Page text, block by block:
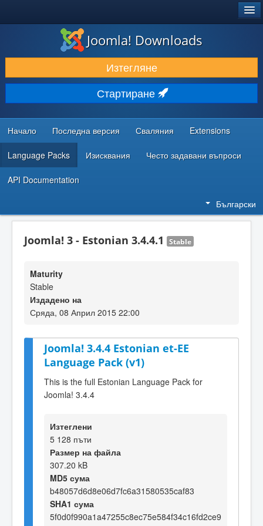
ИЗТЕГЛЯНЕ & РАЗШИРЯВАНЕ
ОТКРИВАЙТЕ & УЧЕТЕ
ОБЩНОСТ & ПОДДРЪЖКА
РЕСУРСИ ЗА РАЗРАБОТКА
Joomla! Downloads
Изтегляне
Стартиране
Начало Последна версия Сваляния Extensions
Language Packs Изисквания Често задавани въпроси
API Documentation
Български
Joomla! 3 - Estonian 3.4.4.1 Stable
Maturity
Stable
Издадено на
Сряда, 08 Април 2015 22:00
Joomla! 3.4.4 Estonian et-EE
Language Pack (v1)
This is the full Estonian Language Pack for
Joomla! 3.4.4
Изтеглени
5 128 пъти
Размер на файла
307.20 kB
MD5 сума
b48057d6d8e06d7fc6a31580535caf83
SHA1 сума
5f0d0f990a1a47255c8ec75e584f34c16fd2ce9